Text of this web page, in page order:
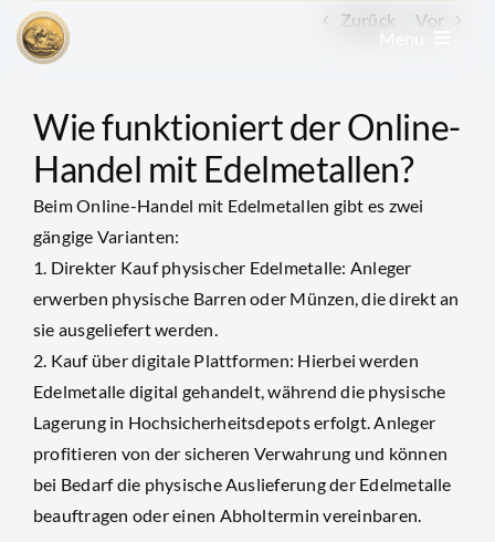
Zum
Inhalt
Menu
Edelmetall kaufen
Edelmetall verkaufen
Goldkonto
GoldRevolution
Kurse & Charts
News & Beiträge
Zurück Vor
Wie funktioniert der Online-
Handel mit Edelmetallen?
Beim Online-Handel mit Edelmetallen gibt es zwei
gängige Varianten:
1. Direkter Kauf physischer Edelmetalle: Anleger
erwerben physische Barren oder Münzen, die direkt an
sie ausgeliefert werden.
2. Kauf über digitale Plattformen: Hierbei werden
Edelmetalle digital gehandelt, während die physische
Lagerung in Hochsicherheitsdepots erfolgt. Anleger
profitieren von der sicheren Verwahrung und können
bei Bedarf die physische Auslieferung der Edelmetalle
beauftragen oder einen Abholtermin vereinbaren.